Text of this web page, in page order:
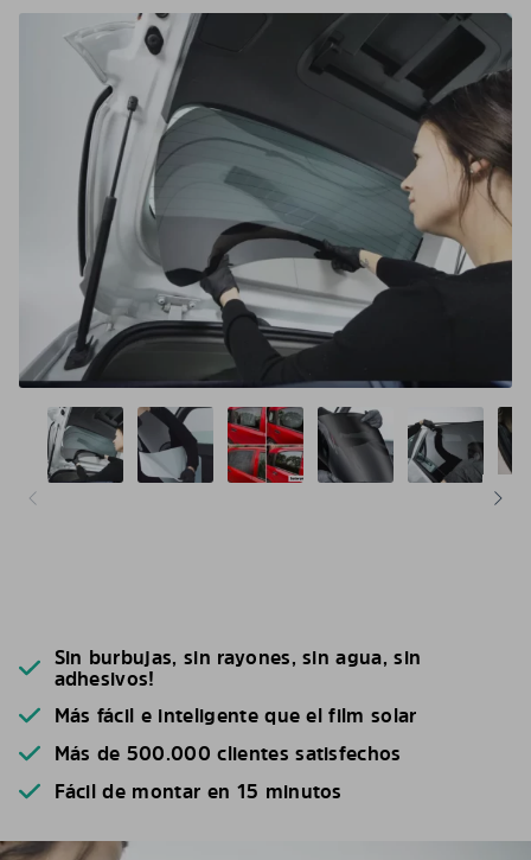
Sin burbujas, sin rayones, sin agua, sin
adhesivos!
Más fácil e inteligente que el film solar
Más de 500.000 clientes satisfechos
Fácil de montar en 15 minutos